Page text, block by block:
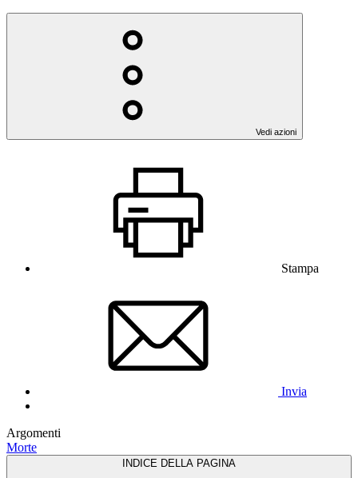
Vedi azioni
Stampa
Invia
Argomenti
Morte
INDICE DELLA PAGINA